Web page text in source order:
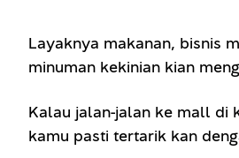
Layaknya makanan, bisnis
minuman kekinian kian
Kalau jalan-jalan ke mall di
kamu pasti tertarik kan